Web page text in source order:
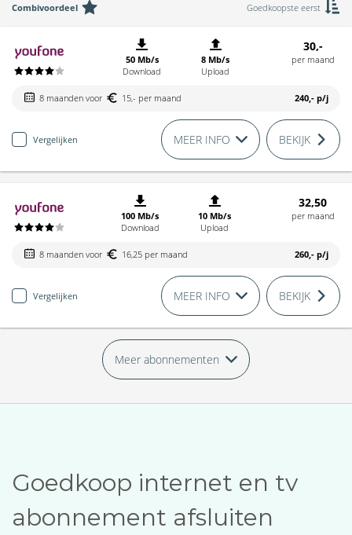
Combivoordeel Goedkoopste eerst
50 Mb/s
Download
8 Mb/s
Upload
30,-
per maand
8 maanden voor 15,- per maand 240,- p/j
Vergelijken MEER INFO BEKIJK
100 Mb/s
Download
10 Mb/s
Upload
32,50
per maand
8 maanden voor 16,25 per maand 260,- p/j
Vergelijken MEER INFO BEKIJK
Meer abonnementen
Goedkoop internet en tv
abonnement afsluiten